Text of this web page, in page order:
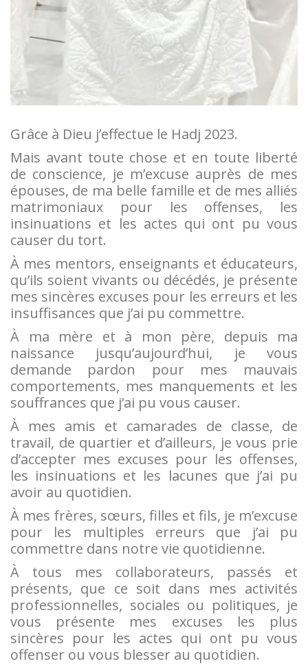
Grâce à Dieu j’effectue le Hadj 2023.
Mais avant toute chose et en toute liberté
de conscience, je m’excuse auprès de mes
épouses, de ma belle famille et de mes alliés
matrimoniaux pour les offenses, les
insinuations et les actes qui ont pu vous
causer du tort.
À mes mentors, enseignants et éducateurs,
qu’ils soient vivants ou décédés, je présente
mes sincères excuses pour les erreurs et les
insuffisances que j’ai pu commettre.
À ma mère et à mon père, depuis ma
naissance jusqu’aujourd’hui, je vous
demande pardon pour mes mauvais
comportements, mes manquements et les
souffrances que j’ai pu vous causer.
À mes amis et camarades de classe, de
travail, de quartier et d’ailleurs, je vous prie
d’accepter mes excuses pour les offenses,
les insinuations et les lacunes que j’ai pu
avoir au quotidien.
À mes frères, sœurs, filles et fils, je m’excuse
pour les multiples erreurs que j’ai pu
commettre dans notre vie quotidienne.
À tous mes collaborateurs, passés et
présents, que ce soit dans mes activités
professionnelles, sociales ou politiques, je
vous présente mes excuses les plus
sincères pour les actes qui ont pu vous
offenser ou vous blesser au quotidien.